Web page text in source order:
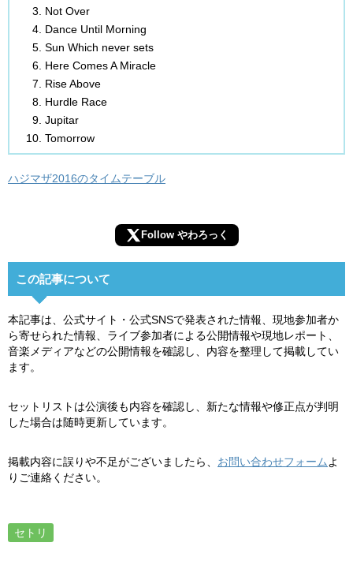
Not Over
Dance Until Morning
Sun Which never sets
Here Comes A Miracle
Rise Above
Hurdle Race
Jupitar
Tomorrow
ハジマザ2016のタイムテーブル
Follow やわろっく
この記事について
本記事は、公式サイト・公式SNSで発表された情報、現地参加者か
ら寄せられた情報、ライブ参加者による公開情報や現地レポート、
音楽メディアなどの公開情報を確認し、内容を整理して掲載してい
ます。
セットリストは公演後も内容を確認し、新たな情報や修正点が判明
した場合は随時更新しています。
掲載内容に誤りや不足がございましたら、 お問い合わせフォーム よ
りご連絡ください。
セトリ